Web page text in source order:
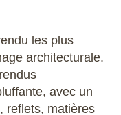
les plus
architecturale.
avec un
reflets, matières